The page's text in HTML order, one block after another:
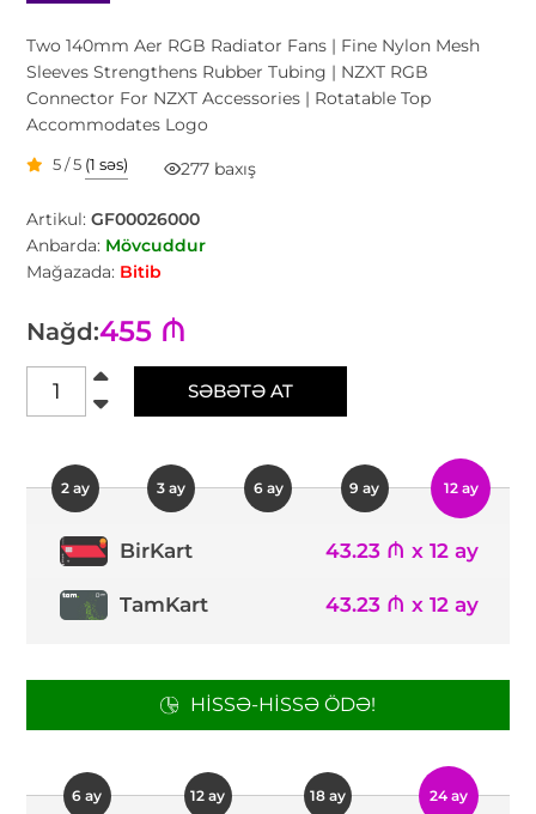
Two 140mm Aer RGB Radiator Fans | Fine Nylon Mesh
Sleeves Strengthens Rubber Tubing | NZXT RGB
Connector For NZXT Accessories | Rotatable Top
Accommodates Logo
5 / 5 (1 səs) 277 baxış
Artikul:GF00026000
Anbarda: Mövcuddur
Mağazada: Bitib
Nağd:455 ₼
SƏBƏTƏ AT
2 ay 3 ay 6 ay 9 ay 12 ay
BirKart 43.23 ₼ x 12 ay
TamKart 43.23 ₼ x 12 ay
HISSƏ-HISSƏ ÖDƏ!
6 ay 12 ay 18 ay 24 ay